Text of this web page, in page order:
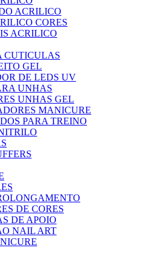
ACRILICO
CORES
ACRILICO
CUTICULAS
GEL
DE LEDS UV
UNHAS
UNHAS GEL
MANICURE
PARA TREINO
DE CORES
DE APOIO
NAIL ART